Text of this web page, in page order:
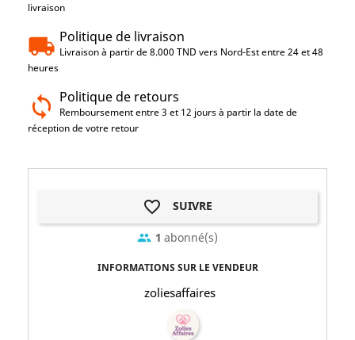
livraison
Politique de livraison
Livraison à partir de 8.000 TND vers Nord-Est entre 24 et 48
heures
Politique de retours
Remboursement entre 3 et 12 jours à partir la date de
réception de votre retour
favorite_border SUIVRE
group 1 abonné(s)
INFORMATIONS SUR LE VENDEUR
zoliesaffaires